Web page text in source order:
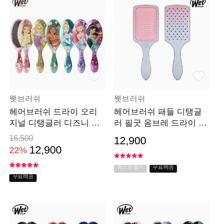
웻브러쉬
헤어브러쉬 드라이 오리
지널 디탱글러 디즈니 C
타입 머리 빗
16,500
22% 12,900
무료배송
웻브러쉬
헤어브러쉬 패들 디탱글
러 필굿 옴브레 드라이 머
12,900
베스트셀러 무료배송